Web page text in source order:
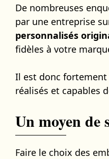
De nombreuses
par une entreprise
personnalisés
fidèles à votre
Il est donc fortement
réalisés et capables
Un moyen de
Faire le choix des